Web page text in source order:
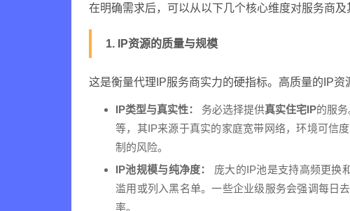
在明确需求后，可以从以下几个核心维度对服务商及
1. IP资源的质量与规模
这是衡量代理IP服务商实力的硬指标。高质量的IP资
IP类型与真实性： 务必选择提供真实住宅IP的服
等，其IP来源于真实的家庭宽带网络，环境可信
制的风险。
IP池规模与纯净度：
庞大的IP池是支持高频更换
滥用或列入黑名单。一些企业级服务会强调每日
率。